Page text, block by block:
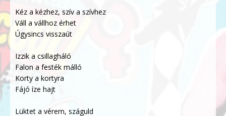
Kéz a kézhez, szív a szívhez
Váll a vállhoz érhet
Úgysincs visszaút
Izzik a csillagháló
Falon a festék málló
Korty a kortyra
Fájó íze hajt
Lüktet a vérem, száguld